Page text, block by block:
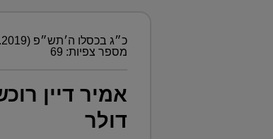
כ״ג בכסלו ה׳תש״פ (21.12.2019)
מספר צפיות: 69
דולר